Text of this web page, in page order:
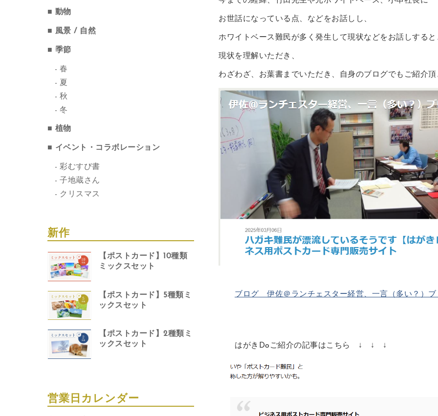
お世話になっている点、などをお話しし、
ホワイトベース難民が多く発生して現状などをお話しすると
現状を理解いただき、
わざわざ、お葉書までいただき、自身のブログでもご紹介
ブログ 伊佐＠ランチェスター経営、一言（多い？）ブ
はがきDoご紹介の記事はこちら ↓ ↓ ↓
動物
風景 / 自然
季節
春
夏
秋
冬
植物
イベント・コラボレーション
彩むすび書
子地蔵さん
クリスマス
新作
【ポストカード】10種類
ミックスセット
【ポストカード】5種類ミ
ックスセット
【ポストカード】2種類ミ
ックスセット
営業日カレンダー